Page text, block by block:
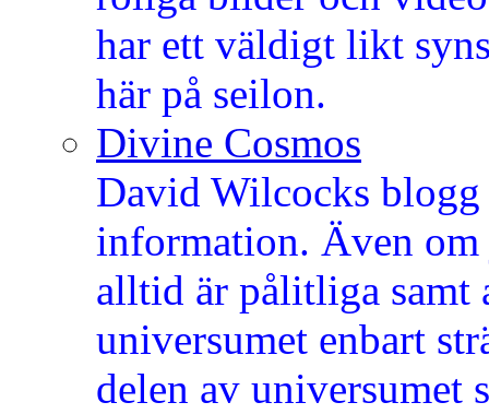
har ett väldigt likt
här på seilon.
Divine Cosmos
David Wilcocks
information. Även om
alltid är pålitliga samt
universumet enbart
delen av universumet